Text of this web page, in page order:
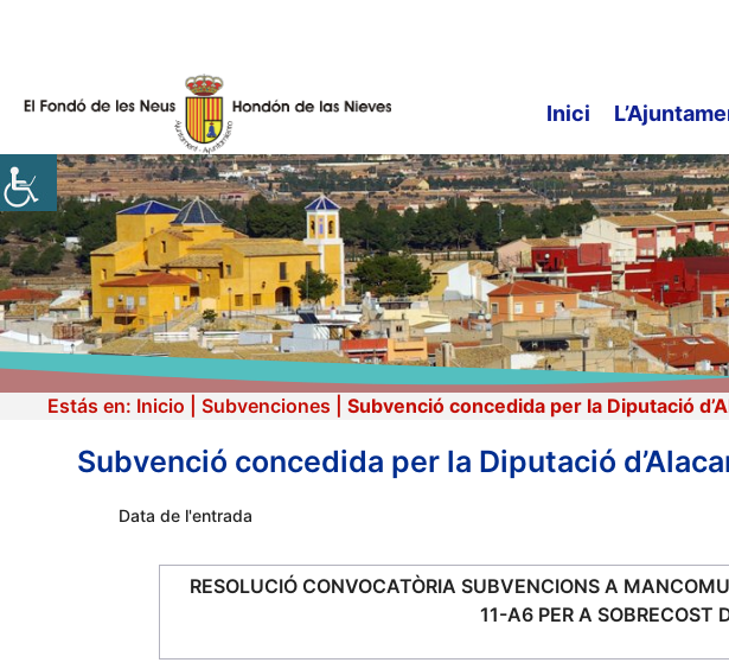
Inici
Estás en: Inicio Subvenciones Subvenció concedida per la Diputació
Subvenció concedida per la Diputació
Data de l'entrada
RESOLUCIÓ CONVOCATÒRIA SUBVENCIONS A
11-A6 PER A SOBRECOST